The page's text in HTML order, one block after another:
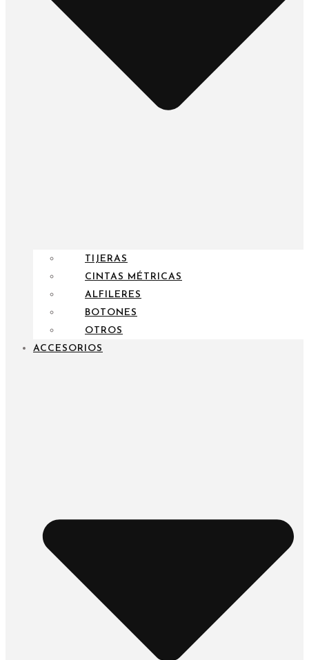
TIJERAS
CINTAS MÉTRICAS
ALFILERES
BOTONES
OTROS
ACCESORIOS